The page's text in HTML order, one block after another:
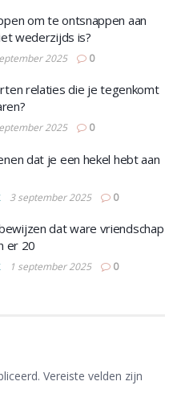
om te ontsnappen aan
wederzijds is?
2025 0
relaties die je tegenkomt
2025 0
dat je een hekel hebt aan
3 september 2025 0
dat ware vriendschap
er 20
1 september 2025 0
Vereiste velden zijn